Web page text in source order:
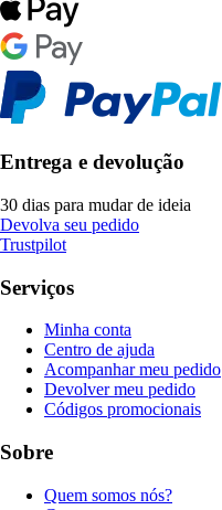
Entrega e devolução
30 dias para mudar de ideia
Devolva seu pedido
Trustpilot
Serviços
Minha conta
Centro de ajuda
Acompanhar meu pedido
Devolver meu pedido
Códigos promocionais
Sobre
Quem somos nós?